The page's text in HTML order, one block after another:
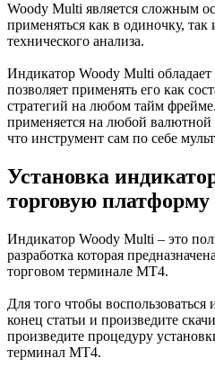
Woody Multi является сложным
применяться как в одиночку,
технического анализа.
Индикатор Woody Multi
позволяет применять его как
стратегий на любом тайм
применяется на любой валютной
что инструмент сам по себе
Установка
торговую платформу
Индикатор Woody Multi – это
разработка которая
торговом терминале МТ4.
Для того чтобы
конец статьи и произведите
произведите процедуру
терминал МТ4.